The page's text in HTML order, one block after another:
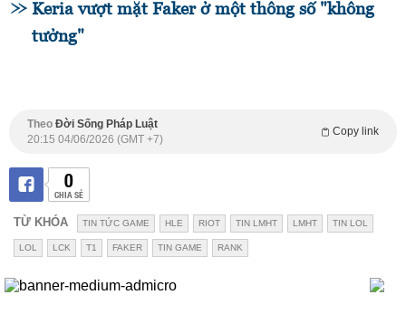
Keria vượt mặt Faker ở một thông số "không
tưởng"
Theo Đời Sống Pháp Luật
Copy link
20:15 04/06/2026 (GMT +7)
0
CHIA SẺ
TỪ KHÓA TIN TỨC GAME HLE RIOT TIN LMHT LMHT TIN LOL
LOL LCK T1 FAKER TIN GAME RANK